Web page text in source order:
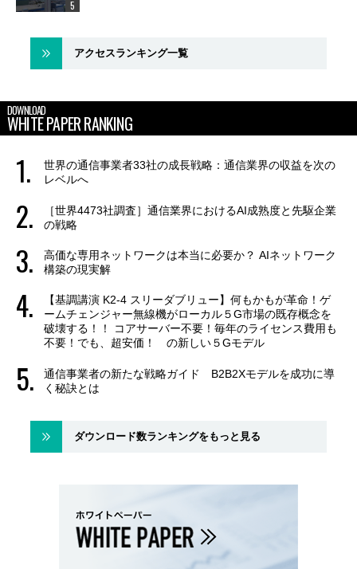
アクセスランキング一覧
DOWNLOAD
WHITE PAPER RANKING
世界の通信事業者33社の成長戦略：通信業界の収益を次の
レベルへ
［世界4473社調査］通信業界におけるAI成熟度と先駆企業
の戦略
高価な専用ネットワークは本当に必要か？ AIネットワーク
構築の現実解
【基調講演 K2-4 スリーダブリュー】何もかもが革命！ゲ
ームチェンジャー無線機がローカル５G市場の既存概念を
破壊する！！ コアサーバー不要！毎年のライセンス費用も
不要！でも、超安価！ の新しい５Gモデル
通信事業者の新たな戦略ガイド B2B2Xモデルを成功に導
く秘訣とは
ダウンロード数ランキングをもっと見る